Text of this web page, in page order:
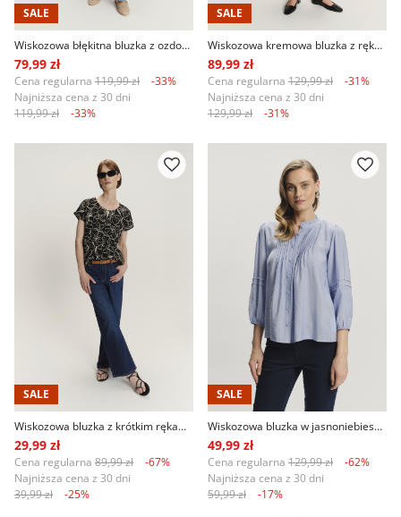
SALE
Wiskozowa błękitna bluzka z ozdobnym haftem
79,99 zł
Cena regularna 119,99 zł
-33%
Najniższa cena z 30 dni
119,99 zł
-33%
SALE
Wiskozowa kremowa bluzka z rękawem 3/4
89,99 zł
Cena regularna 129,99 zł
-31%
Najniższa cena z 30 dni
129,99 zł
-31%
SALE
Wiskozowa bluzka z krótkim rękawem
29,99 zł
Cena regularna 89,99 zł
-67%
Najniższa cena z 30 dni
39,99 zł
-25%
SALE
Wiskozowa bluzka w jasnoniebieskim kolorze
49,99 zł
Cena regularna 129,99 zł
-62%
Najniższa cena z 30 dni
59,99 zł
-17%